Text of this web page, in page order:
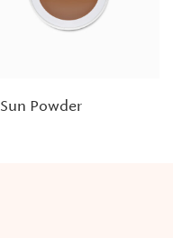
Sun Powder